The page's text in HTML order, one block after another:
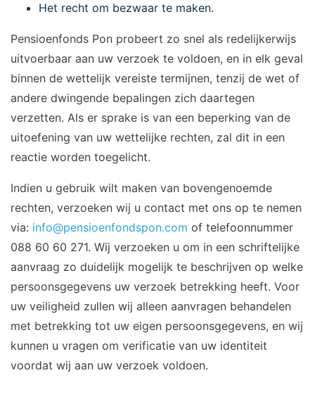
Het recht om bezwaar te maken.
Pensioenfonds Pon probeert zo snel als redelijkerwijs
uitvoerbaar aan uw verzoek te voldoen, en in elk geval
binnen de wettelijk vereiste termijnen, tenzij de wet of
andere dwingende bepalingen zich daartegen
verzetten. Als er sprake is van een beperking van de
uitoefening van uw wettelijke rechten, zal dit in een
reactie worden toegelicht.
Indien u gebruik wilt maken van bovengenoemde
rechten, verzoeken wij u contact met ons op te nemen
via: info@pensioenfondspon.com of telefoonnummer
088 60 60 271. Wij verzoeken u om in een schriftelijke
aanvraag zo duidelijk mogelijk te beschrijven op welke
persoonsgegevens uw verzoek betrekking heeft. Voor
uw veiligheid zullen wij alleen aanvragen behandelen
met betrekking tot uw eigen persoonsgegevens, en wij
kunnen u vragen om verificatie van uw identiteit
voordat wij aan uw verzoek voldoen.